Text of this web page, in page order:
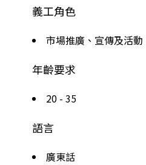
義工角色
市場推廣、宣傳及活動
年齡要求
20 - 35
語言
廣東話